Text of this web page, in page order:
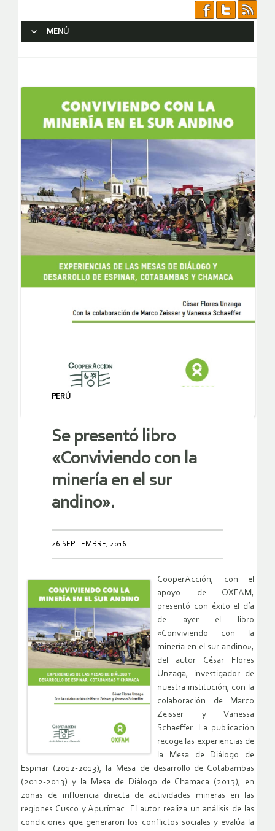
MENÚ
PERÚ
Se presentó libro
«Conviviendo con la
minería en el sur
andino».
26 SEPTIEMBRE, 2016
CooperAcción, con el
apoyo de OXFAM,
presentó con éxito el día
de ayer el libro
«Conviviendo con la
minería en el sur andino»,
del autor César Flores
Unzaga, investigador de
nuestra institución, con la
colaboración de Marco
Zeisser y Vanessa
Schaeffer. La publicación
recoge las experiencias de
la Mesa de Diálogo de
Espinar (2012-2013), la Mesa de desarrollo de Cotabambas
(2012-2013) y la Mesa de Diálogo de Chamaca (2013), en
zonas de influencia directa de actividades mineras en las
regiones Cusco y Apurímac. El autor realiza un análisis de las
condiciones que generaron los conflictos sociales y evalúa la